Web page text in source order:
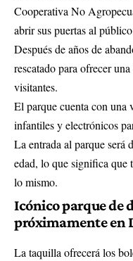
Cooperativa No
abrir sus puertas al
Después de años de
rescatado para ofrecer
visitantes.
El parque cuenta con una
infantiles y electrónicos
La entrada al parque será
edad, lo que significa que
lo mismo.
Icónico parque de
próximamente en
La taquilla ofrecerá los